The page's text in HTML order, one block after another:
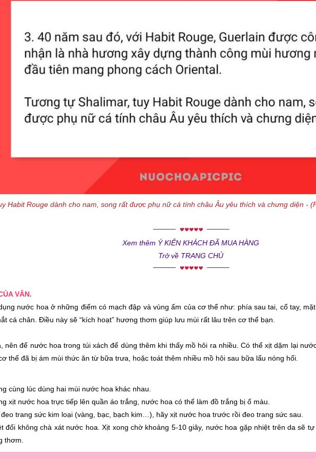
Habit Rouge dành cho nam, song rất được phụ nữ cá tính châu Âu yêu thích và chưng diện -
Xem thêm Ý KIẾN KHÁCH ĐÃ MUA HÀNG
Trở về TRANG CHỦ
VÂN.
nước hoa ở những điểm có mạch đập và vùng ấm của cơ thể như: phía sau tai, cổ tay,
cá chân. Điều này sẽ “kích hoạt” hương thơm giúp lưu mùi rất lâu trên cơ thể bạn.
nên để nước hoa trong túi xách để dùng thêm khi thấy mồ hôi ra nhiều. Có thể xịt dặm lại
thể đã bị ám mùi thức ăn từ bữa trưa, hoặc toát thêm nhiều mồ hôi sau bữa lẩu nóng hổi.
cùng lúc dùng hai mùi nước hoa khác nhau.
xịt nước hoa trực tiếp lên quần áo trắng, nước hoa có thể làm đồ trắng bị ố màu.
đeo trang sức kim loại (vàng, bạc, bạch kim…), hãy xịt nước hoa trước rồi đeo trang sức sau.
đối không chà xát nước hoa. Xịt xong chờ khoảng 5-10 giây, nước hoa gặp nhiệt trên da sẽ
thơm.